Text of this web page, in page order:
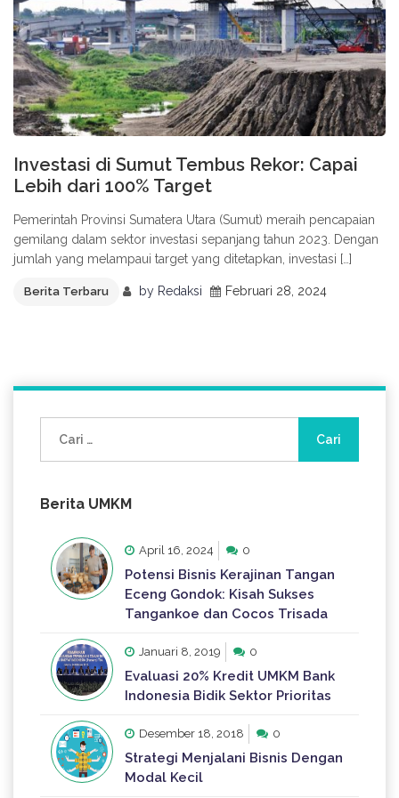
Investasi di Sumut Tembus Rekor: Capai
Lebih dari 100% Target
Pemerintah Provinsi Sumatera Utara (Sumut) meraih pencapaian
gemilang dalam sektor investasi sepanjang tahun 2023. Dengan
jumlah yang melampaui target yang ditetapkan, investasi […]
Berita Terbaru by Redaksi Februari 28, 2024
untuk:
Berita UMKM
April 16, 2024 0
Potensi Bisnis Kerajinan Tangan
Eceng Gondok: Kisah Sukses
Tangankoe dan Cocos Trisada
Januari 8, 2019 0
Evaluasi 20% Kredit UMKM Bank
Indonesia Bidik Sektor Prioritas
Desember 18, 2018 0
Strategi Menjalani Bisnis Dengan
Modal Kecil